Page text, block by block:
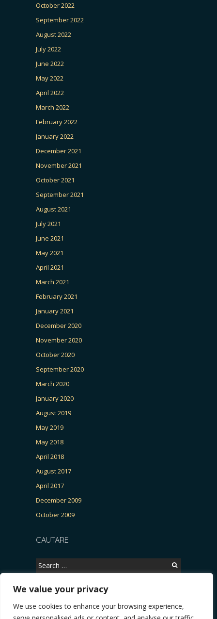
We value your privacy
We use cookies to enhance your browsing experience,
October 2022
September 2022
August 2022
July 2022
June 2022
May 2022
April 2022
March 2022
February 2022
January 2022
December 2021
November 2021
October 2021
September 2021
August 2021
July 2021
June 2021
May 2021
April 2021
March 2021
February 2021
January 2021
December 2020
November 2020
October 2020
September 2020
March 2020
January 2020
August 2019
May 2019
May 2018
April 2018
August 2017
April 2017
December 2009
October 2009
CAUTARE
Search
for:
Copyright © 2026, CERTITUDINEA.